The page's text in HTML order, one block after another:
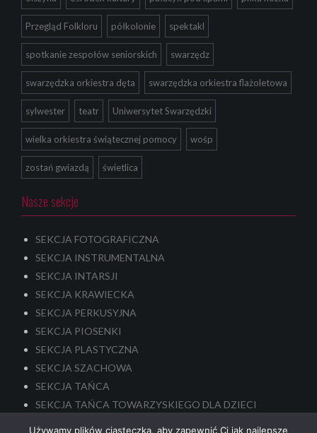
Przegląd Folkloru półkolonie spektakl
spotkanie zespołów seniorskich swarzędz
swarzędzka orkiestra dęta swarzędzka orkiestra flażoletowa
sylwester teatr Uniwersytet Swarzędzki
wielka orkiestra świątecznej pomocy wośp
zostań gwiazdą świetlica
Nasze sekcje
SEKCJA FOTOGRAFICZNA
SEKCJA INSTRUMENTALNA
SEKCJA INTARSJI
SEKCJA KRAWIECKA
SEKCJA PERKUSYJNA
SEKCJA PIOSENKI
SEKCJA PLASTYCZNA
SEKCJA SZACHOWA
SEKCJA TAŃCA
SEKCJA TAŃCA TOWARZYSKIEGO DLA DZIECI
Używamy plików ciasteczka, aby zapewnić Ci jak najlepsze